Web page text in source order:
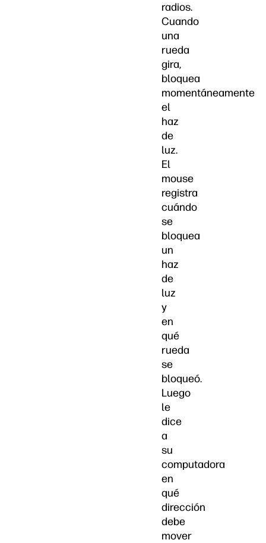
radios.
Cuando
una
rueda
gira,
bloquea
momentáneamente
el
haz
de
luz.
El
mouse
registra
cuándo
se
bloquea
un
haz
de
luz
y
en
qué
rueda
se
bloqueó.
Luego
le
dice
a
su
computadora
en
qué
dirección
debe
mover